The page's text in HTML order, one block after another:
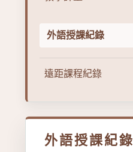
外語授課紀錄
遠距課程紀錄
外語授課紀錄